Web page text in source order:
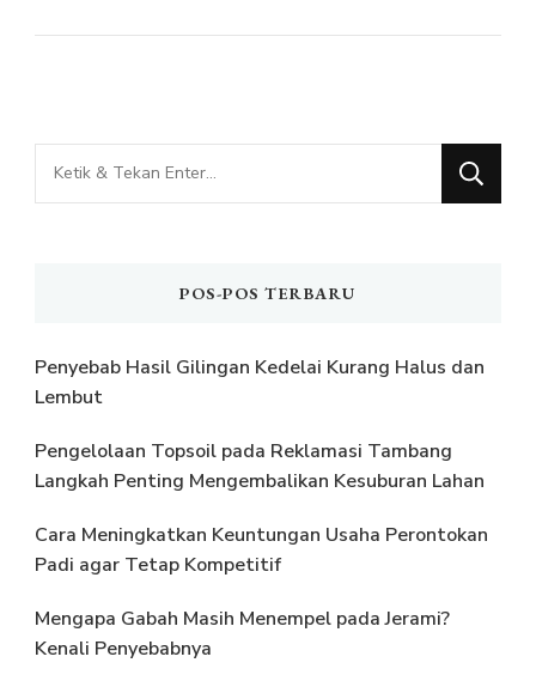
Mencari
Sesuatu?
POS-POS TERBARU
Penyebab Hasil Gilingan Kedelai Kurang Halus dan
Lembut
Pengelolaan Topsoil pada Reklamasi Tambang
Langkah Penting Mengembalikan Kesuburan Lahan
Cara Meningkatkan Keuntungan Usaha Perontokan
Padi agar Tetap Kompetitif
Mengapa Gabah Masih Menempel pada Jerami?
Kenali Penyebabnya